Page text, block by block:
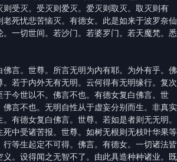
则受灭。受灭则爱灭。爱灭则取灭。取灭则有
老死忧悲苦恼灭。有德女。此是如来于波罗奈仙
。一切世间。若沙门。若婆罗门。若天魔梵。悉
言。世尊。所言无明为内有耶。为外有乎。佛
若于内外无有无明。云何得有无明缘行。复次
今世以不。佛言不也。有德女复白佛言。世
言不也。无明自性从于虚妄分别而生。非真实
有德女复白佛言。世尊。若如是者则无无明。
中受诸苦报。世尊。如树无根则无枝叶华果等
等生起定不可得。佛言。有德女。一切诸法皆
。设得闻之无智不了。由此具造种种诸业。既